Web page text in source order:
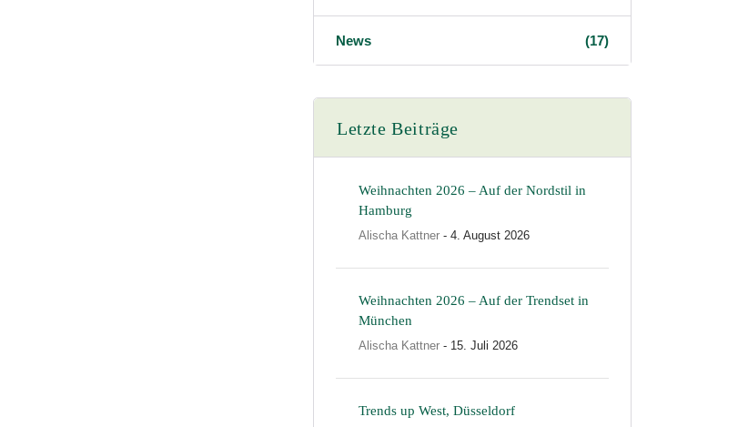
News (17)
Letzte Beiträge
Weihnachten 2026 – Auf der Nordstil in
Hamburg
Alischa Kattner - 4. August 2026
Weihnachten 2026 – Auf der Trendset in
München
Alischa Kattner - 15. Juli 2026
Trends up West, Düsseldorf